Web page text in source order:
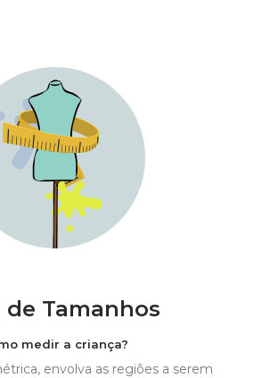
de Tamanhos
medir a criança?
envolva as regiões a serem